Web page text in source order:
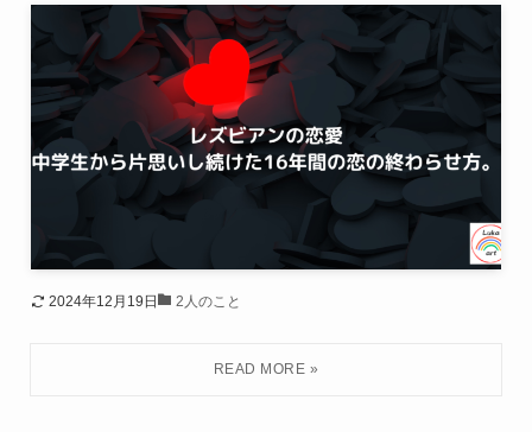
2024年12月19日 2人のこと